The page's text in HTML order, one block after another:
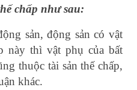
chấp như sau:
sản, động sản có vật
thì vật phụ của bất
thuộc tài sản thế chấp,
khác.